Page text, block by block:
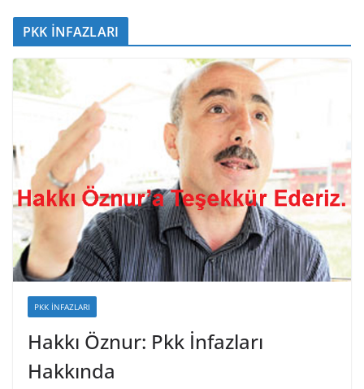
PKK İNFAZLARI
PKK İNFAZLARI
Hakkı Öznur: Pkk İnfazları
Hakkında